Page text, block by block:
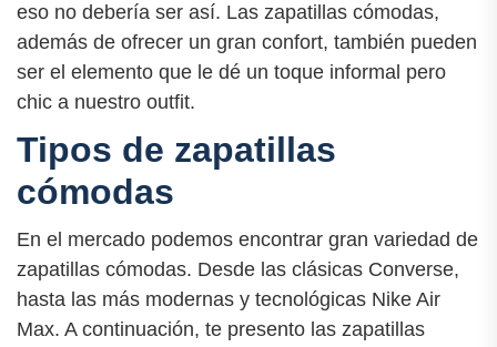
eso no debería ser así. Las zapatillas cómodas,
además de ofrecer un gran confort, también pueden
ser el elemento que le dé un toque informal pero
chic a nuestro outfit.
Tipos de zapatillas
cómodas
En el mercado podemos encontrar gran variedad de
zapatillas cómodas. Desde las clásicas Converse,
hasta las más modernas y tecnológicas Nike Air
Max. A continuación, te presento las zapatillas